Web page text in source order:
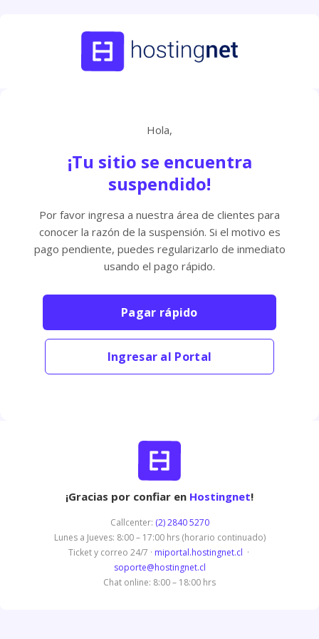
Hola,
¡Tu sitio se encuentra
suspendido!
Por favor ingresa a nuestra área de clientes para
conocer la razón de la suspensión. Si el motivo es
pago pendiente, puedes regularizarlo de inmediato
usando el pago rápido.
Pagar rápido
Ingresar al Portal
¡Gracias por confiar en Hostingnet!
Callcenter: (2) 2840 5270
Lunes a Jueves: 8:00 – 17:00 hrs (horario continuado)
Ticket y correo 24/7 · miportal.hostingnet.cl ·
soporte@hostingnet.cl
Chat online: 8:00 – 18:00 hrs